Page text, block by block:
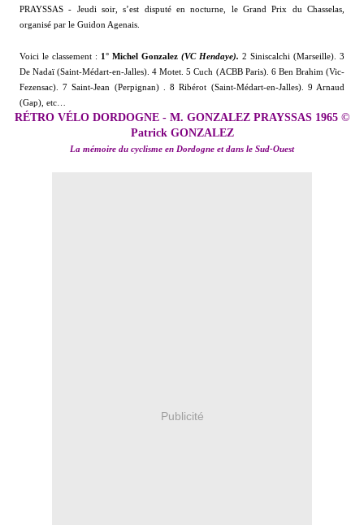
PRAYSSAS - Jeudi soir, s’est disputé en nocturne, le Grand Prix du Chasselas,
organisé par le Guidon Agenais.
Voici le classement : 1° Michel Gonzalez (VC Hendaye). 2 Siniscalchi (Marseille). 3
De Nadaï (Saint-Médart-en-Jalles). 4 Motet. 5 Cuch (ACBB Paris). 6 Ben Brahim (Vic-
Fezensac). 7 Saint-Jean (Perpignan) . 8 Ribérot (Saint-Médart-en-Jalles). 9 Arnaud
(Gap), etc…
RÉTRO VÉLO DORDOGNE - M. GONZALEZ PRAYSSAS 1965 ©
Patrick GONZALEZ
La mémoire du cyclisme en Dordogne et dans le Sud-Ouest
Publicité